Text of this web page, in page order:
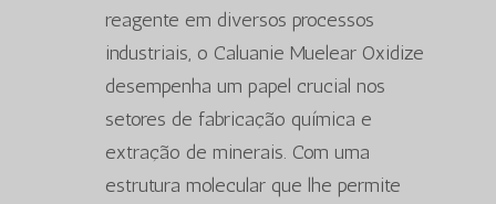
reagente em diversos processos
industriais, o Caluanie Muelear Oxidize
desempenha um papel crucial nos
setores de fabricação química e
extração de minerais. Com uma
estrutura molecular que lhe permite